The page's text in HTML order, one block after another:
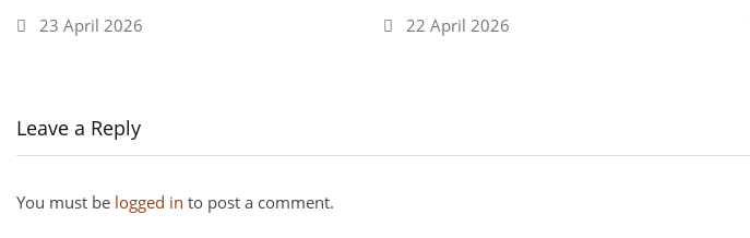
23 April 2026 22 April 2026
Leave a Reply
You must be logged in to post a comment.